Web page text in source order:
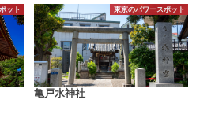
ット 東京のパワースポット
亀戸水神社